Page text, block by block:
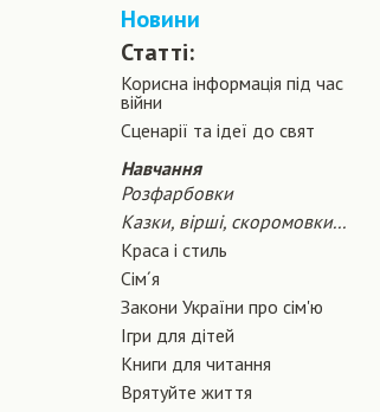
Новини
Статті:
Корисна інформація під час
війни
Сценарiї та iдеї до свят
Навчання
Розфарбовки
Казки, вірші, скоромовки...
Краса і стиль
Сiм´я
Закони України про сiм'ю
Ігри для дітей
Книги для читання
Врятуйте життя